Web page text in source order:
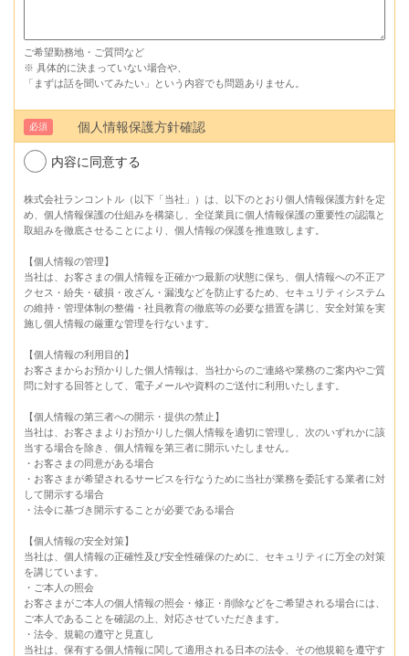
ご希望勤務地・ご質問など
※ 具体的に決まっていない場合や、
「まずは話を聞いてみたい」という内容でも問題ありません。
個人情報保護方針確認
必須
内容に同意する
株式会社ランコントル（以下「当社」）は、以下のとおり個人情報保護方針を定
め、個人情報保護の仕組みを構築し、全従業員に個人情報保護の重要性の認識と
取組みを徹底させることにより、個人情報の保護を推進致します。
【個人情報の管理】
当社は、お客さまの個人情報を正確かつ最新の状態に保ち、個人情報への不正ア
クセス・紛失・破損・改ざん・漏洩などを防止するため、セキュリティシステム
の維持・管理体制の整備・社員教育の徹底等の必要な措置を講じ、安全対策を実
施し個人情報の厳重な管理を行ないます。
【個人情報の利用目的】
お客さまからお預かりした個人情報は、当社からのご連絡や業務のご案内やご質
問に対する回答として、電子メールや資料のご送付に利用いたします。
【個人情報の第三者への開示・提供の禁止】
当社は、お客さまよりお預かりした個人情報を適切に管理し、次のいずれかに該
当する場合を除き、個人情報を第三者に開示いたしません。
・お客さまの同意がある場合
・お客さまが希望されるサービスを行なうために当社が業務を委託する業者に対
して開示する場合
・法令に基づき開示することが必要である場合
【個人情報の安全対策】
当社は、個人情報の正確性及び安全性確保のために、セキュリティに万全の対策
を講じています。
・ご本人の照会
お客さまがご本人の個人情報の照会・修正・削除などをご希望される場合には、
ご本人であることを確認の上、対応させていただきます。
・法令、規範の遵守と見直し
当社は、保有する個人情報に関して適用される日本の法令、その他規範を遵守す